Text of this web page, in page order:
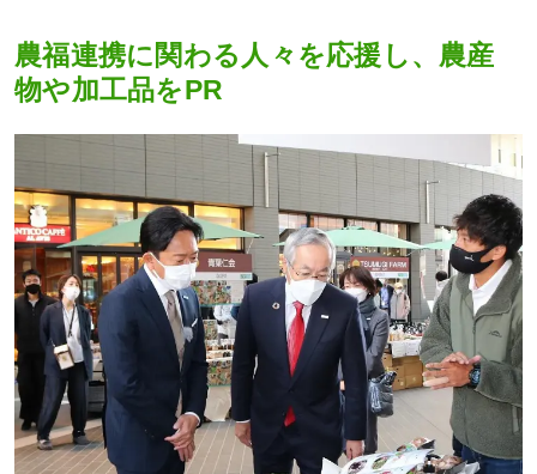
農福連携に関わる人々を応援し、農産
物や加工品をPR